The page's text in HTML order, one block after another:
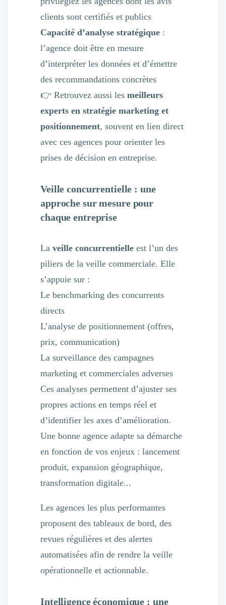
clients sont certifiés et publics
Capacité d’analyse stratégique :
l’agence doit être en mesure
d’interpréter les données et d’émettre
des recommandations concrètes
👉 Retrouvez aussi les meilleurs
experts en stratégie marketing et
positionnement, souvent en lien direct
avec ces agences pour orienter les
prises de décision en entreprise.
Veille concurrentielle : une
approche sur mesure pour
chaque entreprise
La veille concurrentielle est l’un des
piliers de la veille commerciale. Elle
s’appuie sur :
Le benchmarking des concurrents
directs
L’analyse de positionnement (offres,
prix, communication)
La surveillance des campagnes
marketing et commerciales adverses
Ces analyses permettent d’ajuster ses
propres actions en temps réel et
d’identifier les axes d’amélioration.
Une bonne agence adapte sa démarche
en fonction de vos enjeux : lancement
produit, expansion géographique,
transformation digitale...
Les agences les plus performantes
proposent des tableaux de bord, des
revues régulières et des alertes
automatisées afin de rendre la veille
opérationnelle et actionnable.
Intelligence économique : une